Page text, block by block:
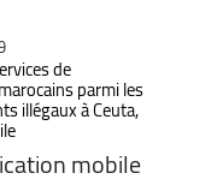
de
parmi les
illégaux à Ceuta,
mobile